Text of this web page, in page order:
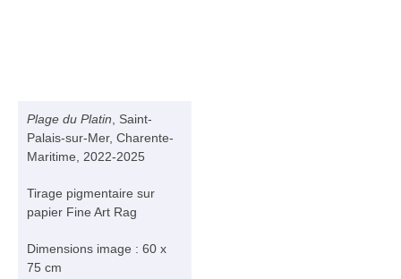
Plage du Platin , Saint-
Palais-sur-Mer, Charente-
Maritime, 2022-2025
Tirage pigmentaire sur
papier Fine Art Rag
Dimensions image : 60 x
75 cm